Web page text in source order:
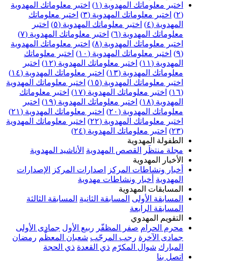
معلوماتك المهدوية (١)
اختبر معلوماتك المهدوية
اختبر معلوماتك المهدوية (٣)
اختبر معلوماتك
اختبر معلوماتك المهدوية (٥)
اختبر
المهدوية (٦)
اختبر معلوماتك المهدوية (٧)
معلوماتك المهدوية (٨)
اختبر معلوماتك المهدوية
اختبر معلوماتك المهدوية (١٠)
اختبر معلوماتك
اختبر معلوماتك المهدوية (١٢)
اختبر
المهدوية (١٣)
اختبر معلوماتك المهدوية (١٤)
معلوماتك المهدوية (١٥)
اختبر معلوماتك المهدوية
اختبر معلوماتك المهدوية (١٧)
اختبر معلوماتك
اختبر معلوماتك المهدوية (١٩)
اختبر
المهدوية (٢٠)
اختبر معلوماتك المهدوية (٢١)
معلوماتك المهدوية (٢٢)
اختبر معلوماتك المهدوية
اختبر معلوماتك المهدوية (٢٤)
المهدوية
منتظَر
القصص المهدوية الأناشيد المهدوية
المهدوية
ونشاطات المركز اصدارات المركز الإصدارات
أخبار ونشاطات مهدوية
المهدوية
الأولى المسابقة الثانية المسابقة الثالثة
الرابعة
المهدوي
الحرام
صفر المظفّر ربيع الأول جمادى الأولى
رجب المرجّب شعبان المعظّم رمضان
شوال المكرّم ذي القعدة ذي الحجة